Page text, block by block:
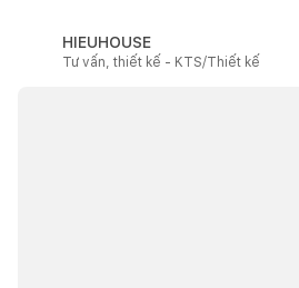
HIEUHOUSE
Tư vấn, thiết kế - KTS/Thiết kế